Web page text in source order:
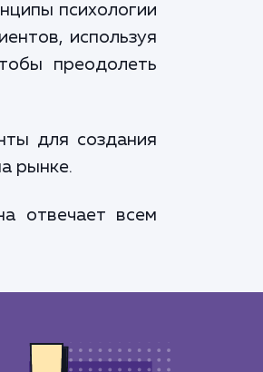
психологии
используя
преодолеть
для создания
рынке.
отвечает всем